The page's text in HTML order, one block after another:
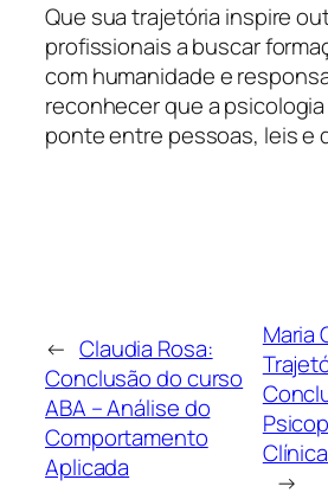
Que sua trajetória inspire
profissionais a buscar
com humanidade e
reconhecer que a
ponte entre pessoas, leis e
← Claudia Rosa:
Conclusão do curso
ABA – Análise do
Comportamento
Aplicada
Maria
→